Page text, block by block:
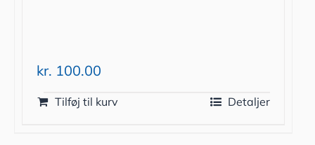
kr. 100.00
Tilføj til kurv Detaljer